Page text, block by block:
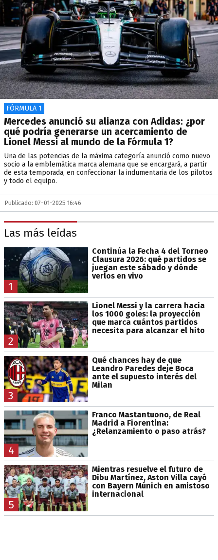
FÓRMULA 1
Mercedes anunció su alianza con Adidas: ¿por
qué podría generarse un acercamiento de
Lionel Messi al mundo de la Fórmula 1?
Una de las potencias de la máxima categoría anunció como nuevo
socio a la emblemática marca alemana que se encargará, a partir
de esta temporada, en confeccionar la indumentaria de los pilotos
y todo el equipo.
Publicado: 07-01-2025 16:46
Las más leídas
1
Continúa la Fecha 4 del Torneo
Clausura 2026: qué partidos se
juegan este sábado y dónde
verlos en vivo
2
Lionel Messi y la carrera hacia
los 1000 goles: la proyección
que marca cuántos partidos
necesita para alcanzar el hito
3
Qué chances hay de que
Leandro Paredes deje Boca
ante el supuesto interés del
Milan
4
Franco Mastantuono, de Real
Madrid a Fiorentina:
¿Relanzamiento o paso atrás?
5
Mientras resuelve el futuro de
Dibu Martínez, Aston Villa cayó
con Bayern Múnich en amistoso
internacional